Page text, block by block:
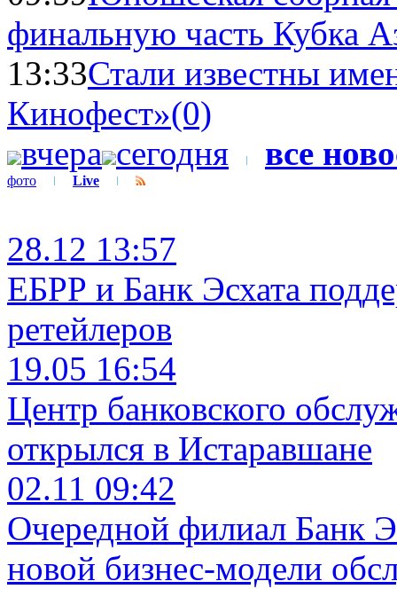
финальную часть Кубка
13:33Стали известны
Кинофест»(0)
вчера сегодня все
фото Live
28.12 13:57
ЕБРР и Банк Эсхата
ретейлеров
19.05 16:54
Центр банковского
открылся в Истаравшане
02.11 09:42
Очередной филиал Банк
новой бизнес-модели